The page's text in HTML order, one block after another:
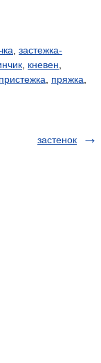
застежка-
кневен
пристежка пряжка
застенок